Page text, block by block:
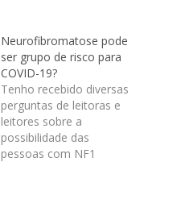
Neurofibromatose pode
ser grupo de risco para
COVID-19?
Tenho recebido diversas
perguntas de leitoras e
leitores sobre a
possibilidade das
pessoas com NF1